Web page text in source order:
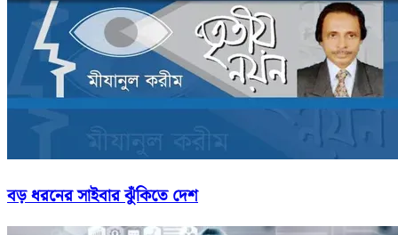
বড় ধরনের সাইবার ঝুঁকিতে দেশ